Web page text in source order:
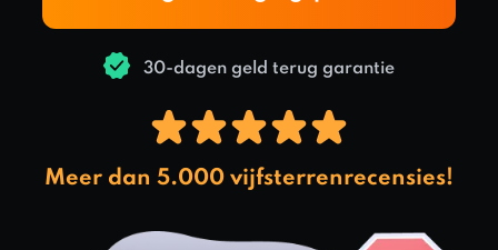
30-dagen geld terug garantie
Meer dan 5.000 vijfsterrenrecensies!